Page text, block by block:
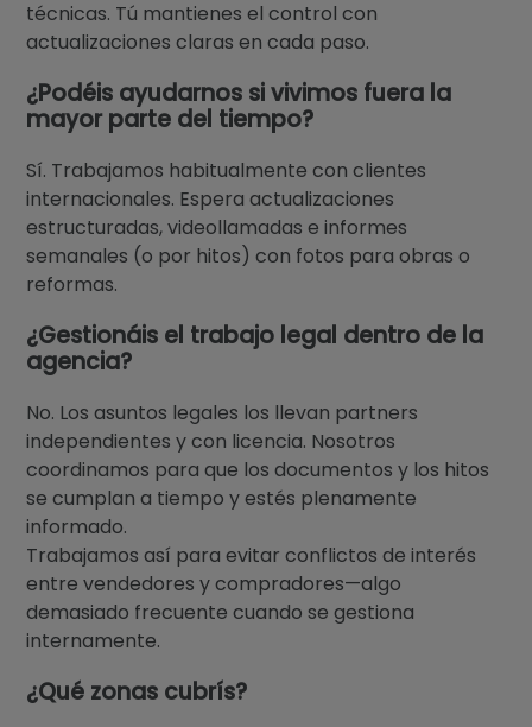
técnicas. Tú mantienes el control con
actualizaciones claras en cada paso.
¿Podéis ayudarnos si vivimos fuera la
mayor parte del tiempo?
Sí. Trabajamos habitualmente con clientes
internacionales. Espera actualizaciones
estructuradas, videollamadas e informes
semanales (o por hitos) con fotos para obras o
reformas.
¿Gestionáis el trabajo legal dentro de la
agencia?
No. Los asuntos legales los llevan partners
independientes y con licencia. Nosotros
coordinamos para que los documentos y los hitos
se cumplan a tiempo y estés plenamente
informado.
Trabajamos así para evitar conflictos de interés
entre vendedores y compradores—algo
demasiado frecuente cuando se gestiona
internamente.
¿Qué zonas cubrís?